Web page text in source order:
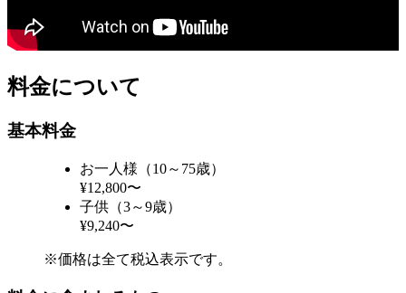
料金について
基本料金
お一人様（10～75歳）
¥12,800〜
子供（3～9歳）
¥9,240〜
※価格は全て税込表示です。